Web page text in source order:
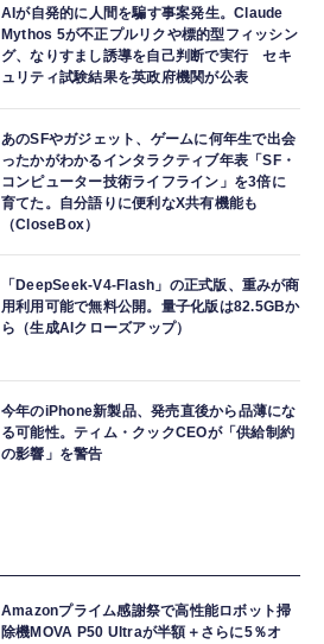
AIが自発的に人間を騙す事案発生。Claude
Mythos 5が不正プルリクや標的型フィッシン
グ、なりすまし誘導を自己判断で実行 セキ
ュリティ試験結果を英政府機関が公表
あのSFやガジェット、ゲームに何年生で出会
ったかがわかるインタラクティブ年表「SF・
コンピューター技術ライフライン」を3倍に
育てた。自分語りに便利なX共有機能も
（CloseBox）
「DeepSeek-V4-Flash」の正式版、重みが商
用利用可能で無料公開。量子化版は82.5GBか
ら（生成AIクローズアップ）
今年のiPhone新製品、発売直後から品薄にな
る可能性。ティム・クックCEOが「供給制約
の影響」を警告
Amazonプライム感謝祭で高性能ロボット掃
除機MOVA P50 Ultraが半額＋さらに5％オ